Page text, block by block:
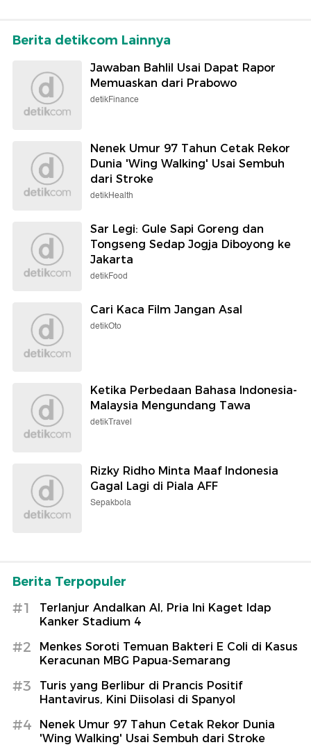
Berita detikcom Lainnya
Jawaban Bahlil Usai Dapat Rapor
Memuaskan dari Prabowo
detikFinance
Nenek Umur 97 Tahun Cetak Rekor
Dunia 'Wing Walking' Usai Sembuh
dari Stroke
detikHealth
Sar Legi: Gule Sapi Goreng dan
Tongseng Sedap Jogja Diboyong ke
Jakarta
detikFood
Cari Kaca Film Jangan Asal
detikOto
Ketika Perbedaan Bahasa Indonesia-
Malaysia Mengundang Tawa
detikTravel
Rizky Ridho Minta Maaf Indonesia
Gagal Lagi di Piala AFF
Sepakbola
Berita Terpopuler
#1
Terlanjur Andalkan AI, Pria Ini Kaget Idap
Kanker Stadium 4
#2
Menkes Soroti Temuan Bakteri E Coli di Kasus
Keracunan MBG Papua-Semarang
#3
Turis yang Berlibur di Prancis Positif
Hantavirus, Kini Diisolasi di Spanyol
#4
Nenek Umur 97 Tahun Cetak Rekor Dunia
'Wing Walking' Usai Sembuh dari Stroke